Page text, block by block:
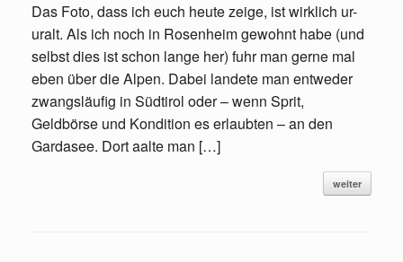
Das Foto, dass ich euch heute zeige, ist wirklich ur-
uralt. Als ich noch in Rosenheim gewohnt habe (und
selbst dies ist schon lange her) fuhr man gerne mal
eben über die Alpen. Dabei landete man entweder
zwangsläufig in Südtirol oder – wenn Sprit,
Geldbörse und Kondition es erlaubten – an den
Gardasee. Dort aalte man […]
weiter